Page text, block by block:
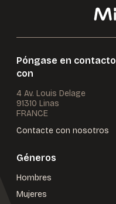
Póngase en contacto
con
4 Av. Louis Delage
91310 Linas
FRANCE
Contacte con nosotros
Géneros
Hombres
Mujeres